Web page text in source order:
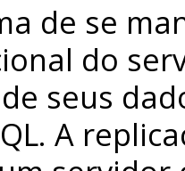
de se
do
seus
A